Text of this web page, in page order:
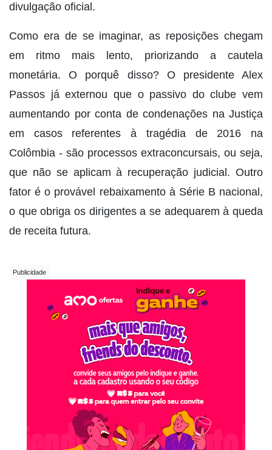
divulgação oficial.
Como era de se imaginar, as reposições chegam
em ritmo mais lento, priorizando a cautela
monetária. O porquê disso? O presidente Alex
Passos já externou que o passivo do clube vem
aumentando por conta de condenações na Justiça
em casos referentes à tragédia de 2016 na
Colômbia - são processos extraconcursais, ou seja,
que não se aplicam à recuperação judicial. Outro
fator é o provável rebaixamento à Série B nacional,
o que obriga os dirigentes a se adequarem à queda
de receita futura.